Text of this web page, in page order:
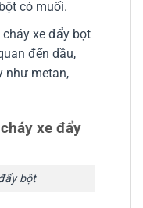
có muối.
xe đẩy bọt
đến dầu,
như metan,
xe đẩy
bột